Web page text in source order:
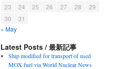
23
24 25 26 27 28
29
30
31
« May
Latest Posts / 最新記事
Ship modified for transport of used
MOX fuel via World Nuclear News